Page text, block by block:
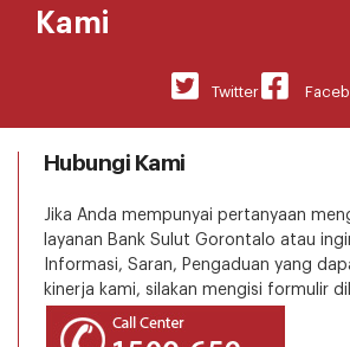
Kami
Twitter
Hubungi Kami
Jika Anda mempunyai pertanyaan
layanan Bank Sulut Gorontalo atau
Informasi, Saran, Pengaduan yang
kinerja kami, silakan mengisi formulir